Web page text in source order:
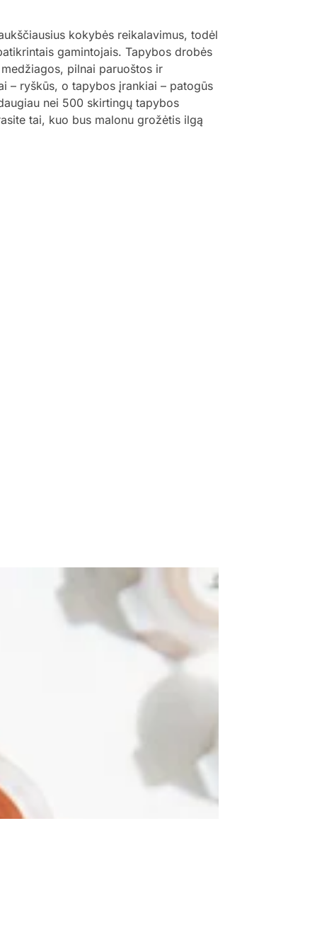
kokybės reikalavimus, todėl
gamintojais. Tapybos drobės
pilnai paruoštos ir
– ryškūs, o tapybos įrankiai – patogūs
nei 500 skirtingų tapybos
tai, kuo bus malonu grožėtis ilgą